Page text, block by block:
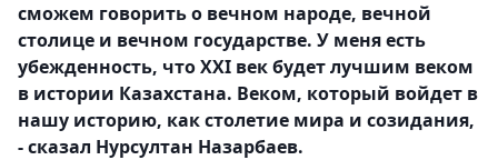
сможем говорить о вечном народе, вечной
столице и вечном государстве. У меня есть
убежденность, что ХХI век будет лучшим веком
в истории Казахстана. Веком, который войдет в
нашу историю, как столетие мира и созидания,
- сказал Нурсултан Назарбаев.